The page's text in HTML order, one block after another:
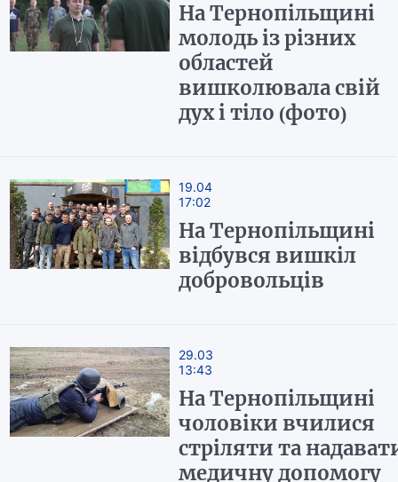
На Тернопільщині
молодь із різних
областей
вишколювала свій
дух і тіло (фото)
19.04
17:02
На Тернопільщині
відбувся вишкіл
добровольців
29.03
13:43
На Тернопільщині
чоловіки вчилися
стріляти та
медичну допомогу